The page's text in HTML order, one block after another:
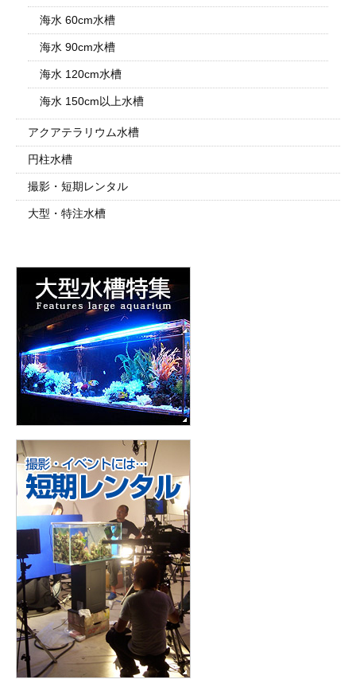
海水 60cm水槽
海水 90cm水槽
海水 120cm水槽
海水 150cm以上水槽
アクアテラリウム水槽
円柱水槽
撮影・短期レンタル
大型・特注水槽